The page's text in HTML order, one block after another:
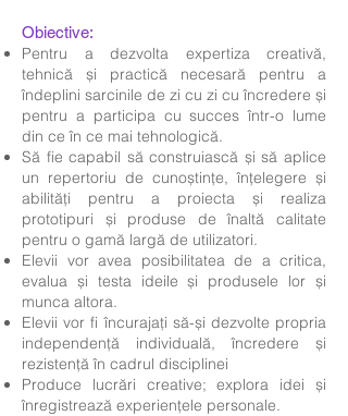
Obiective:
Pentru a dezvolta expertiza creativă,
tehnică și practică necesară pentru a
îndeplini sarcinile de zi cu zi cu încredere și
pentru a participa cu succes într-o lume
din ce în ce mai tehnologică.
Să fie capabil să construiască și să aplice
un repertoriu de cunoștințe, înțelegere și
abilități pentru a proiecta și realiza
prototipuri și produse de înaltă calitate
pentru o gamă largă de utilizatori.
Elevii vor avea posibilitatea de a critica,
evalua și testa ideile și produsele lor și
munca altora.
Elevii vor fi încurajați să-și dezvolte propria
independență individuală, încredere și
rezistență în cadrul disciplinei
Produce lucrări creative; explora idei și
înregistrează experiențele personale.